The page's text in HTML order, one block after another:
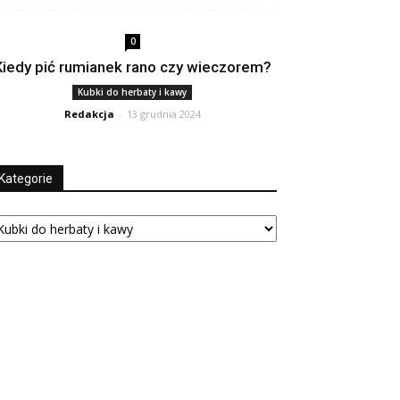
0
pić rumianek rano czy wieczorem?
Kubki do herbaty i kawy
Redakcja - 13 grudnia 2024